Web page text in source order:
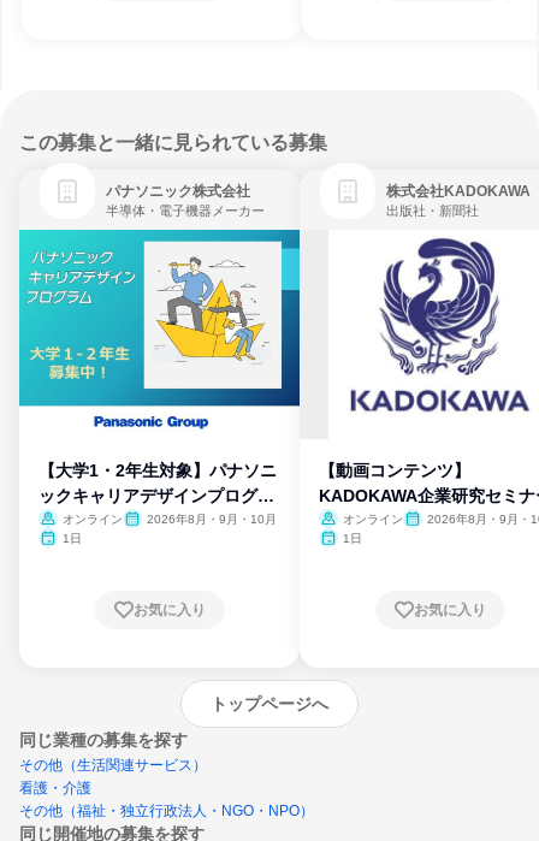
この募集と一緒に見られている募集
パナソニック株式会社
半導体・電子機器メーカー
【大学1・2年生対象】パナソニ
ックキャリアデザインプログラ
ム
オンライン
2026年8月・9月・10月
1日
お気に入り
株式会社KADOKAWA
出版社・新聞社
【動画コンテンツ】
KADOKAWA企業研究セミナ
オンライン
2026年8月・9月・
1日
お気に入り
トップページへ
同じ業種の募集を探す
その他（生活関連サービス）
看護・介護
その他（福祉・独立行政法人・NGO・NPO）
同じ開催地の募集を探す